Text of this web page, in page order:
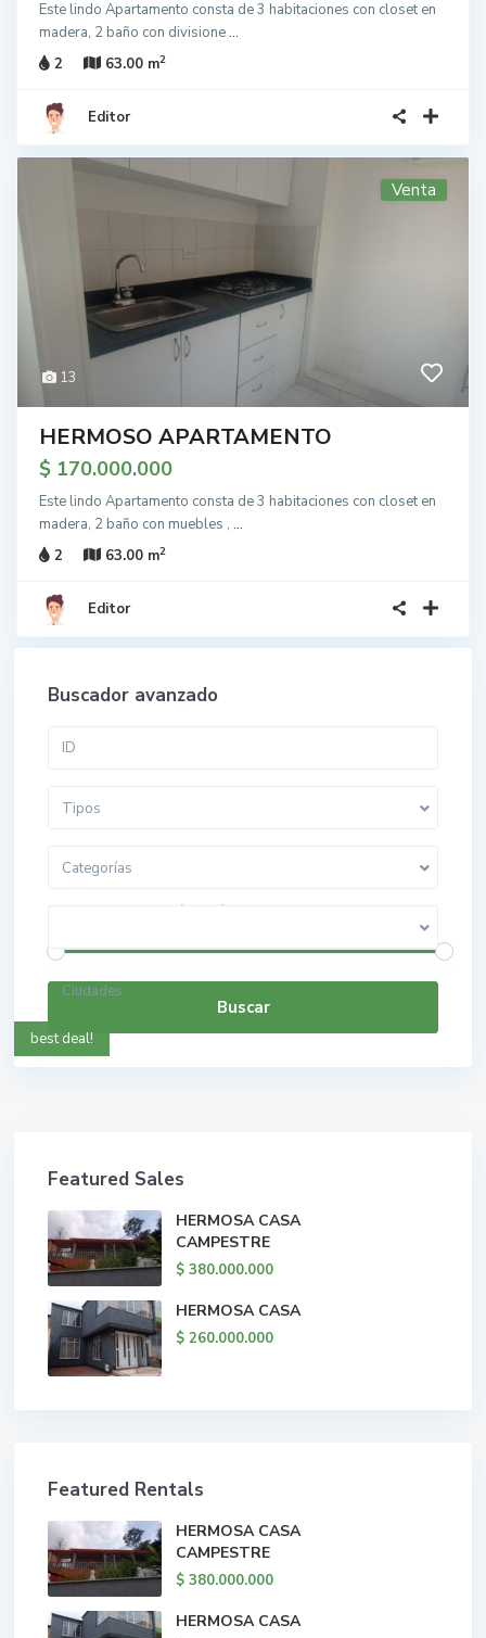
Este lindo Apartamento consta de 3 habitaciones con closet en
madera, 2 baño con divisione...
2
63.00 m2
Editor
13
Venta
HERMOSO APARTAMENTO
$ 170.000.000
Este lindo Apartamento consta de 3 habitaciones con closet en
madera, 2 baño con muebles , ...
2
63.00 m2
Editor
Buscador avanzado
Tipos
Categorías
Rango de precios: $ 0 a $ 5.000.000.000
Ciudades
Buscar
best deal!
Featured Sales
HERMOSA CASA
CAMPESTRE
$ 380.000.000
HERMOSA CASA
$ 260.000.000
Featured Rentals
HERMOSA CASA
CAMPESTRE
$ 380.000.000
HERMOSA CASA